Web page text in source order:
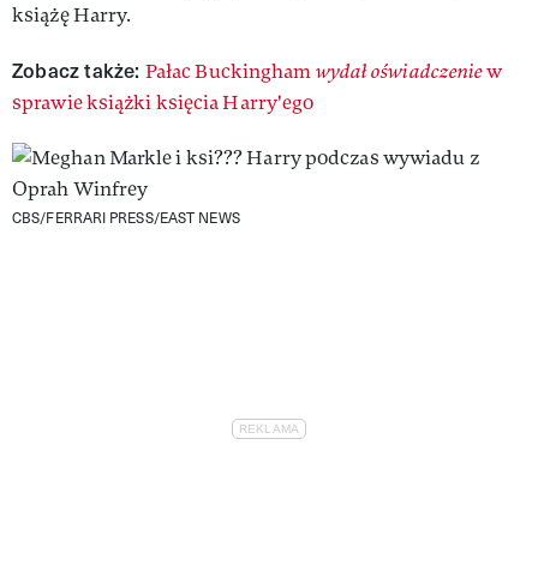
książę Harry.
Zobacz także: Pałac Buckinghamwydał oświadczeniew
sprawie książki księcia Harry'ego
CBS/FERRARI PRESS/EAST NEWS